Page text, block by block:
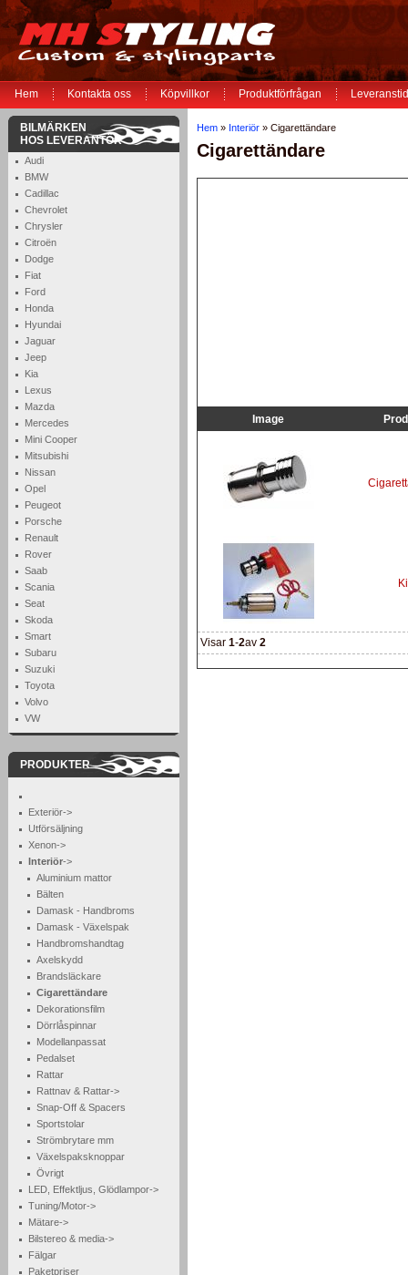
Hem Kontakta oss Köpvillkor Produktförfrågan
BILMÄRKEN
HOS LEVERANTÖR
Audi
BMW
Cadillac
Chevrolet
Chrysler
Citroën
Dodge
Fiat
Ford
Honda
Hyundai
Jaguar
Jeep
Kia
Lexus
Mazda
Mercedes
Mini Cooper
Mitsubishi
Nissan
Opel
Peugeot
Porsche
Renault
Rover
Saab
Scania
Seat
Skoda
Smart
Subaru
Suzuki
Toyota
Volvo
VW
PRODUKTER
Exteriör->
Utförsäljning
Xenon->
Interiör->
Aluminium mattor
Bälten
Damask - Handbroms
Damask - Växelspak
Handbromshandtag
Axelskydd
Brandsläckare
Cigarettändare
Dekorationsfilm
Dörrlåspinnar
Modellanpassat
Pedalset
Rattar
Rattnav & Rattar->
Snap-Off & Spacers
Sportstolar
Strömbrytare mm
Växelspaksknoppar
Övrigt
LED, Effektljus, Glödlampor->
Tuning/Motor->
Mätare->
Bilstereo & media->
Fälgar
Paketpriser
Hem » Interiör » Cigarettändare
Cigarettändare
Image
Visar 1-2av 2